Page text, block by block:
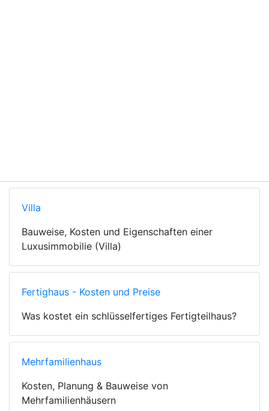
Villa
Bauweise, Kosten und Eigenschaften einer
Luxusimmobilie (Villa)
Fertighaus - Kosten und Preise
Was kostet ein schlüsselfertiges Fertigteilhaus?
Mehrfamilienhaus
Kosten, Planung & Bauweise von
Mehrfamilienhäusern